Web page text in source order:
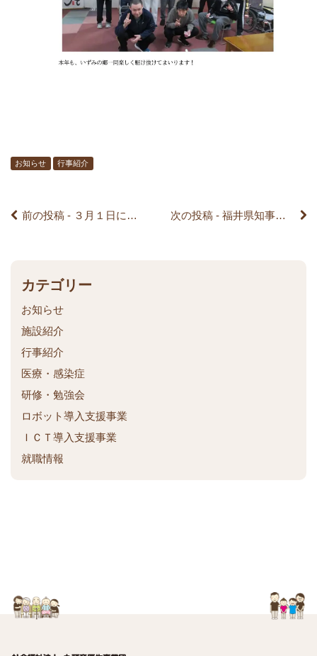
お知らせ 行事紹介
記
へ 前の投稿 - ３月１日に開催される 福井の合同説明会に参加します。皆様宜しくお願いします。 次の投稿 - 福井県知事選挙の不在者投票の実施について
カテゴリー
お知らせ
施設紹介
行事紹介
医療・感染症
研修・勉強会
ロボット導入支援事業
ＩＣＴ導入支援事業
就職情報